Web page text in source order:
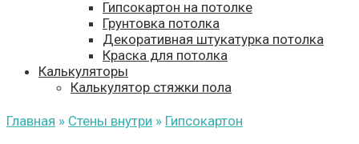
Гипсокартон на потолке
Грунтовка потолка
Декоративная штукатурка потолка
Краска для потолка
Калькуляторы
Калькулятор стяжки пола
Главная » Стены внутри » Гипсокартон